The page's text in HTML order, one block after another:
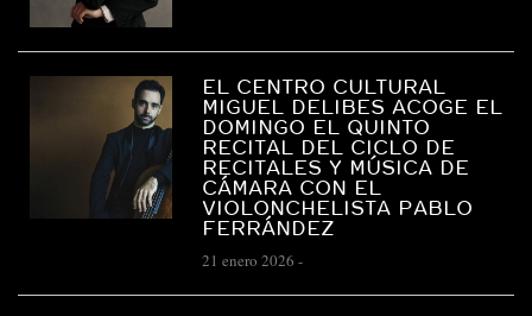
EL CENTRO CULTURAL
MIGUEL DELIBES ACOGE EL
DOMINGO EL QUINTO
RECITAL DEL CICLO DE
RECITALES Y MÚSICA DE
CÁMARA CON EL
VIOLONCHELISTA PABLO
FERRÁNDEZ
21 enero 2026 -